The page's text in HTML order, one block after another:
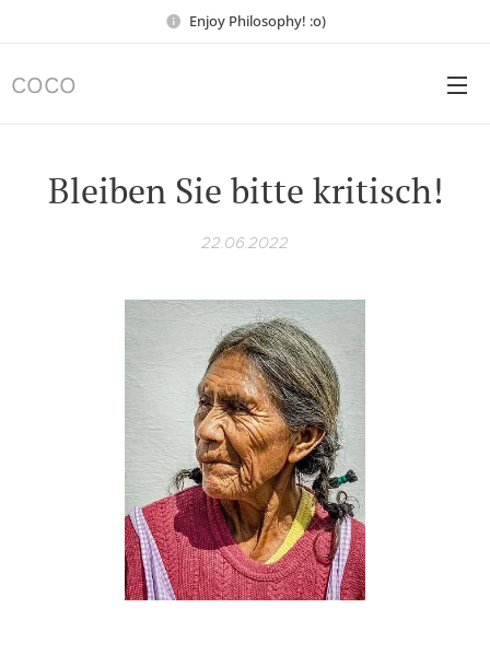
Enjoy Philosophy! :o)
COCO
Bleiben Sie bitte kritisch!
22.06.2022